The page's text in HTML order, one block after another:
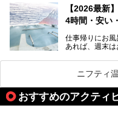
を旅の目的と
ど、自分の好
魅力です。
最近では、男
い個室サウナ
ら、特におす
してみてくださ
【2026最新
4時間・安い
仕事帰りにお
あれば、週末は
また、終電を
る場所があれ
しょうか。
そこで本記事
ニフティ
おすすめのアクティ